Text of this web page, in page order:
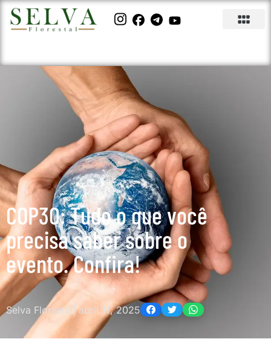
COP30: Tudo o que você
precisa saber sobre o
evento. Confira!
Selva Florestal | abril 11, 2025